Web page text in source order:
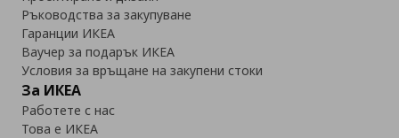
Ръководства за закупуване
Гаранции ИКЕА
Ваучер за подарък ИКЕА
Условия за връщане на закупени стоки
За ИКЕА
Работете с нас
Това е ИКЕА